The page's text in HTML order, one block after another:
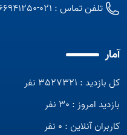
تلفن تماس : 021-66941250
آمار
کل بازدید : 3527321 نفر
بازدید امروز : 30 نفر
کاربران آنلاین : 0 نفر